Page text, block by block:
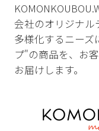
会社のオリジナル
多様化するニーズ
プ"の商品を、お
お届けします。